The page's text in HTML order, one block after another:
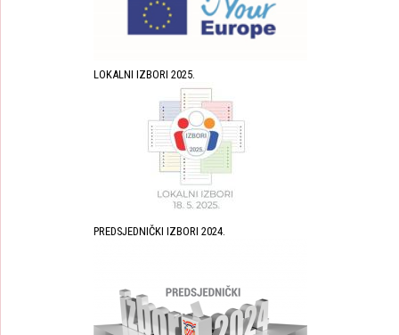
LOKALNI IZBORI 2025.
PREDSJEDNIČKI IZBORI 2024.